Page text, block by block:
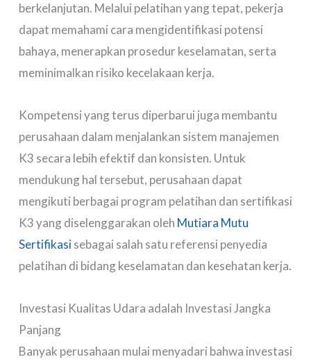
berkelanjutan. Melalui pelatihan yang tepat, pekerja
dapat memahami cara mengidentifikasi potensi
bahaya, menerapkan prosedur keselamatan, serta
meminimalkan risiko kecelakaan kerja.
Kompetensi yang terus diperbarui juga membantu
perusahaan dalam menjalankan sistem manajemen
K3 secara lebih efektif dan konsisten. Untuk
mendukung hal tersebut, perusahaan dapat
mengikuti berbagai program pelatihan dan sertifikasi
K3 yang diselenggarakan oleh Mutiara Mutu
Sertifikasisebagai salah satu referensi penyedia
pelatihan di bidang keselamatan dan kesehatan kerja.
Investasi Kualitas Udara adalah Investasi Jangka
Panjang
Banyak perusahaan mulai menyadari bahwa investasi